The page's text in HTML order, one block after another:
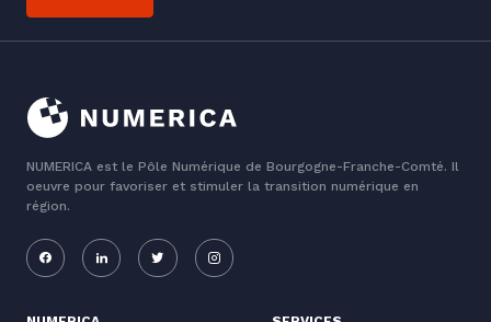
NUMERICA est le Pôle Numérique de Bourgogne-Franche-Comté. Il
oeuvre pour favoriser et stimuler la transition numérique en
région.